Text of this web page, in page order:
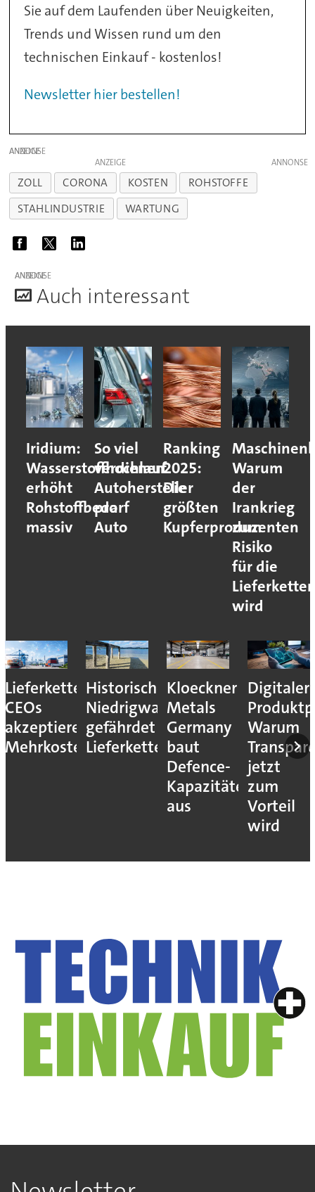
Sie auf dem Laufenden über Neuigkeiten,
Trends und Wissen rund um den
technischen Einkauf - kostenlos!
Newsletter hier bestellen!
ANZEIGE
ANZEIGE
ZOLL CORONA KOSTEN
ROHSTOFFE
STAHLINDUSTRIE
WARTUNG
ANZEIGE
Auch interessant
Iridium:
Wasserstoffhochlauf
erhöht
Rohstoffbedarf
massiv
So viel
verdienen
Autohersteller
pro
Auto
Ranking
2025:
Die
größten
Kupferproduzenten
Warum
der
Irankrieg
zum
Risiko
für die
wird
Lieferkettenresilienz:
CEOs
akzeptieren
Mehrkosten
Historisches
Niedrigwasser
gefährdet
Lieferketten
Kloeckner
Metals
Germany
baut
Defence-
Kapazitäten
aus
Digitaler
Warum
jetzt
zum
Vorteil
wird